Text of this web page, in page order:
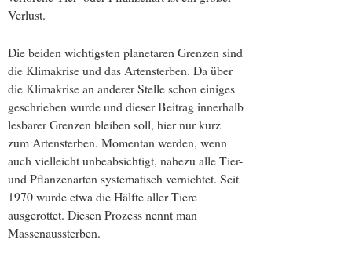
Verlust.
Die beiden wichtigsten planetaren Grenzen sind
die Klimakrise und das Artensterben. Da über
die Klimakrise an anderer Stelle schon einiges
geschrieben wurde und dieser Beitrag innerhalb
lesbarer Grenzen bleiben soll, hier nur kurz
zum Artensterben. Momentan werden, wenn
auch vielleicht unbeabsichtigt, nahezu alle Tier-
und Pflanzenarten systematisch vernichtet. Seit
1970 wurde etwa die Hälfte aller Tiere
ausgerottet. Diesen Prozess nennt man
Massenaussterben.